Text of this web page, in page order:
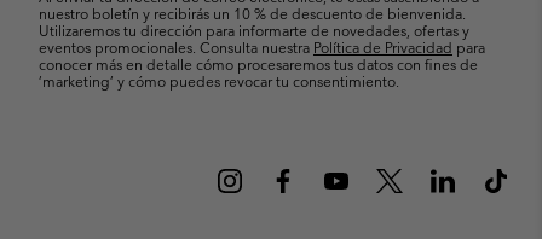
nuestro boletín y recibirás un 10 % de descuento de bienvenida.
Utilizaremos tu dirección para informarte de novedades, ofertas y
eventos promocionales. Consulta nuestra Política de Privacidad para
conocer más en detalle cómo procesaremos tus datos con fines de
’marketing’ y cómo puedes revocar tu consentimiento.